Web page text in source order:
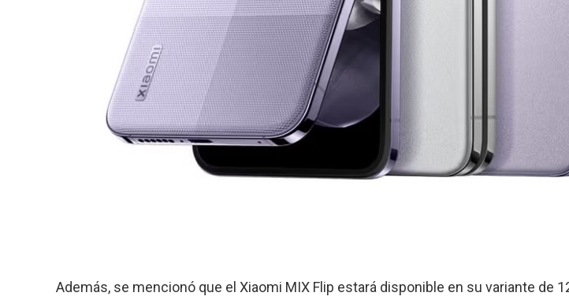
Además, se mencionó que el Xiaomi MIX Flip estará disponible en su variante de